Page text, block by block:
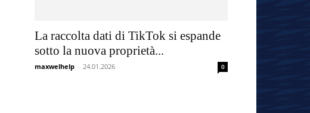
La raccolta dati di TikTok si espande
sotto la nuova proprietà...
maxwelhelp - 24.01.2026 0